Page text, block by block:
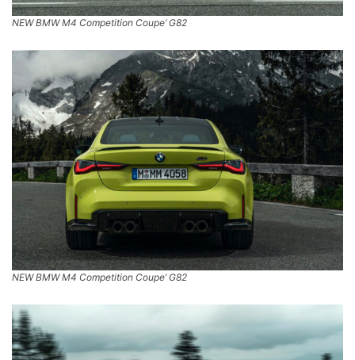
NEW BMW M4 Competition Coupe’ G82
NEW BMW M4 Competition Coupe’ G82